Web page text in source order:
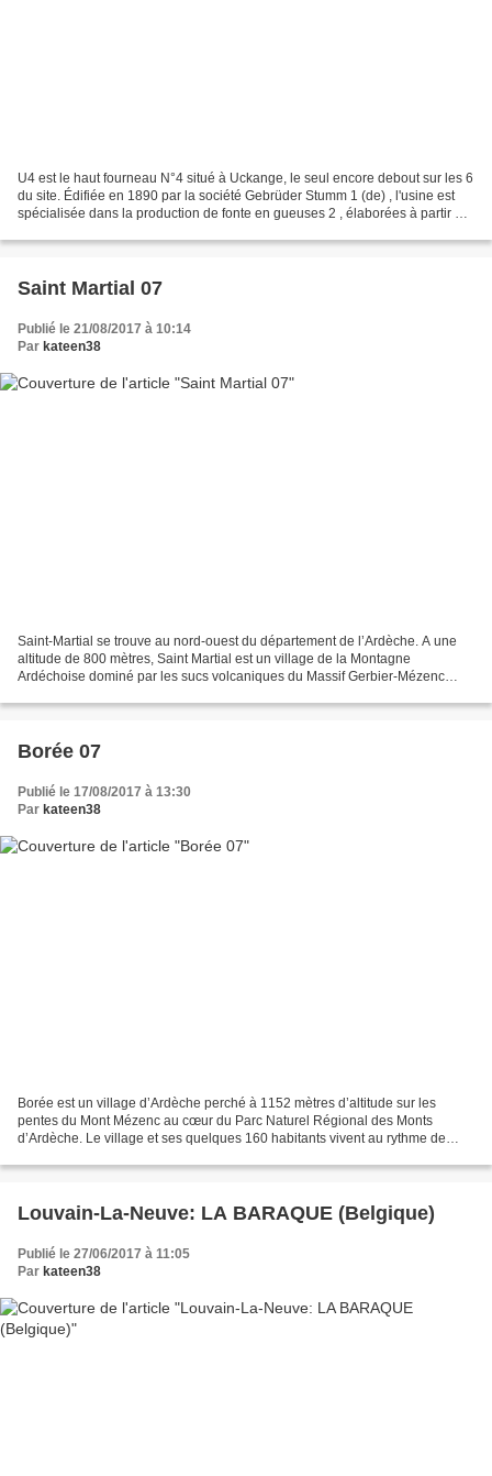
U4 est le haut fourneau N°4 situé à Uckange, le seul encore debout sur les 6
du site. Édifiée en 1890 par la société Gebrüder Stumm 1 (de) , l'usine est
spécialisée dans la production de fonte en gueuses 2 , élaborées à partir du
Saint Martial 07
Publié le 21/08/2017 à 10:14
Par kateen38
Saint-Martial se trouve au nord-ouest du département de l’Ardèche. A une
altitude de 800 mètres, Saint Martial est un village de la Montagne
Ardéchoise dominé par les sucs volcaniques du Massif Gerbier-Mézenc
Borée 07
Publié le 17/08/2017 à 13:30
Par kateen38
Borée est un village d’Ardèche perché à 1152 mètres d’altitude sur les
pentes du Mont Mézenc au cœur du Parc Naturel Régional des Monts
d’Ardèche. Le village et ses quelques 160 habitants vivent au rythme de
Louvain-La-Neuve: LA BARAQUE (Belgique)
Publié le 27/06/2017 à 11:05
Par kateen38